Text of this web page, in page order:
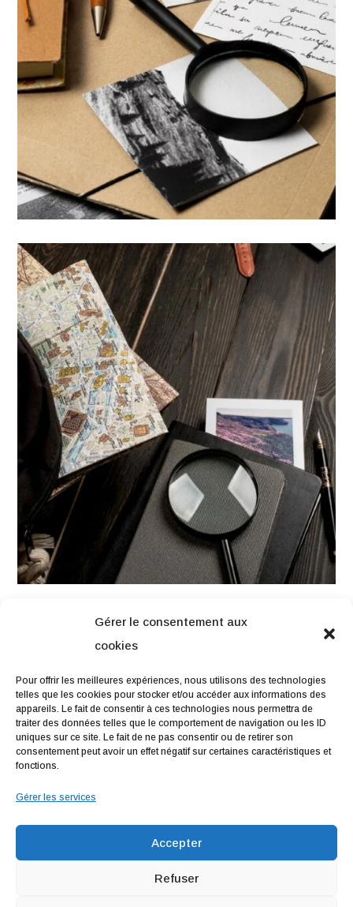
Gérer le consentement aux
cookies
Pour offrir les meilleures expériences, nous utilisons des technologies
telles que les cookies pour stocker et/ou accéder aux informations des
appareils. Le fait de consentir à ces technologies nous permettra de
traiter des données telles que le comportement de navigation ou les ID
uniques sur ce site. Le fait de ne pas consentir ou de retirer son
consentement peut avoir un effet négatif sur certaines caractéristiques et
fonctions.
Gérer les services
Accepter
Refuser
Accueil Contact Mentions légales Secteurs